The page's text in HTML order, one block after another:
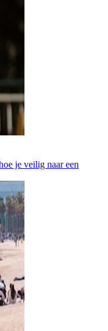
je veilig naar een